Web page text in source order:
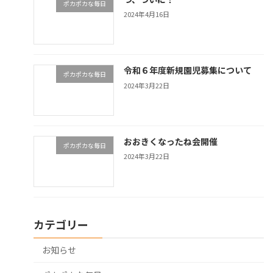
ポカポカな毎日
2024年4月16日
ポカポカな毎日 令和６年度新規園児募集について
2024年3月22日
ポカポカな毎日 おおきくなったね会開催
2024年3月22日
カテゴリー
お知らせ